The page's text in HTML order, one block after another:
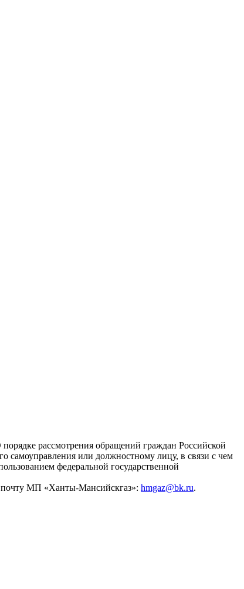
рассмотрения обращений граждан Российской
самоуправления или должностному лицу, в связи с чем
федеральной государственной
почту МП «Ханты-Мансийскгаз»: hmgaz@bk.ru.